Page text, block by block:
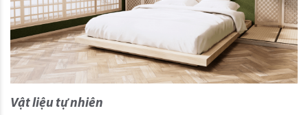
Vật liệu tự nhiên